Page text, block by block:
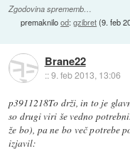
Zgodovina sprememb…
premaknilood:gzibret(9. feb
Brane22
::9. feb 2013, 13:06
p3911218To drži, in to je
so drugi viri še vedno
že bo), pa ne bo več potrebe
izjavil: